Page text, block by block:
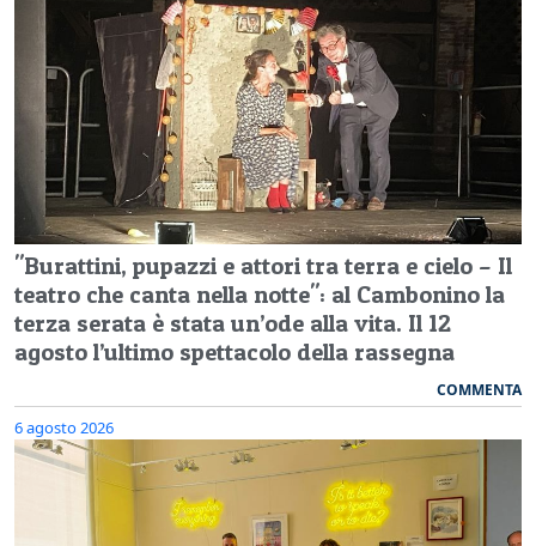
"Burattini, pupazzi e attori tra terra e cielo – Il
teatro che canta nella notte": al Cambonino la
terza serata è stata un’ode alla vita. Il 12
agosto l’ultimo spettacolo della rassegna
COMMENTA
6 agosto 2026